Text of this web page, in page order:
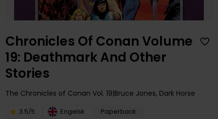
Chronicles Of Conan Volume
19: Deathmark And Other
Stories
The Chronicles of Conan Vol. 19 Bruce Jones, Dark Horse
3.5/5 Engelsk
Paperback